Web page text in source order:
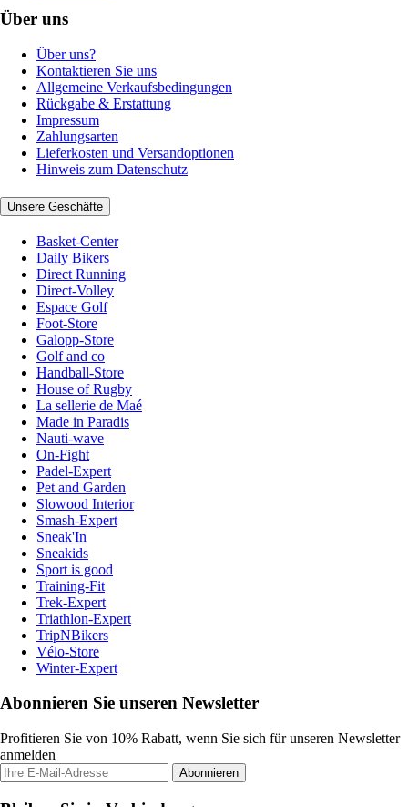
Über uns
Über uns?
Kontaktieren Sie uns
Allgemeine Verkaufsbedingungen
Rückgabe & Erstattung
Impressum
Zahlungsarten
Lieferkosten und Versandoptionen
Hinweis zum Datenschutz
Unsere Geschäfte
Basket-Center
Daily Bikers
Direct Running
Direct-Volley
Espace Golf
Foot-Store
Galopp-Store
Golf and co
Handball-Store
House of Rugby
La sellerie de Maé
Made in Paradis
Nauti-wave
On-Fight
Padel-Expert
Pet and Garden
Slowood Interior
Smash-Expert
Sneak'In
Sneakids
Sport is good
Training-Fit
Trek-Expert
Triathlon-Expert
TripNBikers
Vélo-Store
Winter-Expert
Abonnieren Sie unseren Newsletter
Profitieren Sie von 10% Rabatt, wenn Sie sich für unseren Newsletter
anmelden
Abonnieren